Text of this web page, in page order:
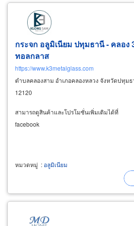
กระจก อลูมิเนียม ปทุมธานี - คลอง
ทอลกลาส
https://www.k3metalglass.com
ตำบลคลองสาม อำเภอคลองหลวง จังหวัดปทุม
12120
สามารถดูสินค้าและโปรโมชั่นเพิ่มเติมได้ที่
facebook ​
หมวดหมู่ : อลูมิเนียม